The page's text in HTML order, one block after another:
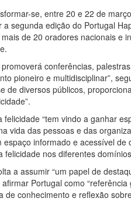
se, entre 20 e 22 de
segunda edição do Portugal
de 20 oradores nacionais e
conferências,
pioneiro e multidisciplinar”,
de diversos públicos,
“tem vindo a ganhar
vida das pessoas e das
informado e acessível de
nos diferentes
a assumir “um papel de
Portugal como
de conhecimento e reflexão